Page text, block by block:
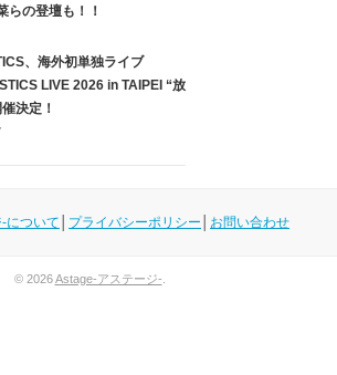
らの登壇も！！
、海外初単独ライブ
LIVE 2026 in TAIPEI “放
決定！
について プライバシーポリシー お問い合わせ
© 2026Astage-アステージ-